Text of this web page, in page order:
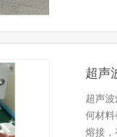
超声
超声
何材
熔接，